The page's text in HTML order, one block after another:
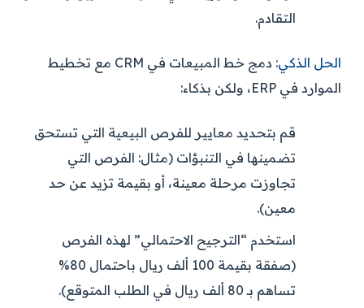
التقادم.
الحل الذكي:
دمج خط المبيعات في CRM مع تخطيط
الموارد في ERP، ولكن بذكاء:
قم بتحديد معايير للفرص البيعية التي تستحق
تضمينها في التنبؤات (مثال: الفرص التي
تجاوزت مرحلة معينة، أو بقيمة تزيد عن حد
معين).
استخدم “الترجيح الاحتمالي” لهذه الفرص
(صفقة بقيمة 100 ألف ريال باحتمال 80%
تساهم بـ 80 ألف ريال في الطلب المتوقع).